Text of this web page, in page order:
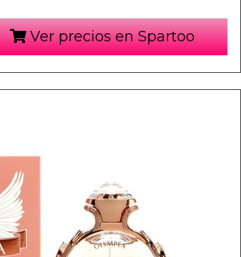
Ver precios en Spartoo